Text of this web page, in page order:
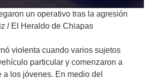
un operativo tras la agresión
/ El Heraldo de Chiapas
violenta cuando varios sujetos
particular y comenzaron a
los jóvenes. En medio del